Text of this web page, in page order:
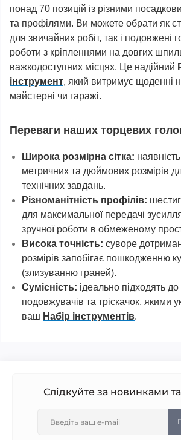
понад 70 позицій із різними
та профілями. Ви можете обрати як
для звичайних робіт, так і подовжені
роботи з кріпленнями на довгих
важкодоступних місцях. Це надійний
інструмент, який витримує щоденні
майстерні чи гаражі.
Переваги наших торцевих
Широка розмірна сітка:
метричних та дюймових розмірів
технічних завдань.
Різноманітність профілів:
для максимальної передачі
зручної роботи в обмеженому
Висока точність: суворе
розмірів запобігає пошкодженню
(злизуванню граней).
Сумісність: ідеально підходять до
подовжувачів та тріскачок, якими
ваш Набір інструментів.
Слідкуйте за новинками